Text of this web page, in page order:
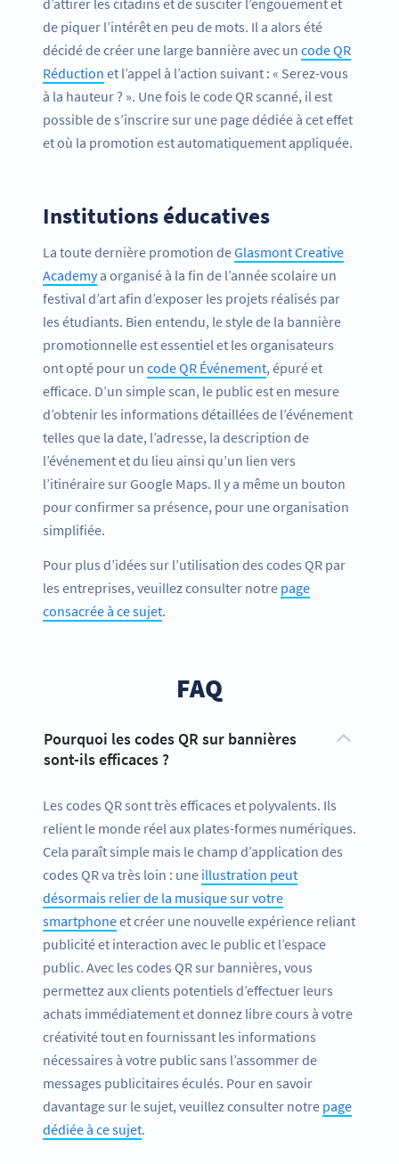
d’attirer les citadins et de susciter l’engouement et
de piquer l’intérêt en peu de mots. Il a alors été
décidé de créer une large bannière avec un code QR
Réduction et l’appel à l’action suivant : « Serez-vous
à la hauteur ? ». Une fois le code QR scanné, il est
possible de s’inscrire sur une page dédiée à cet effet
et où la promotion est automatiquement appliquée.
Institutions éducatives
La toute dernière promotion deGlasmont Creative
Academya organisé à la fin de l’année scolaire un
festival d’art afin d’exposer les projets réalisés par
les étudiants. Bien entendu, le style de la bannière
promotionnelle est essentiel et les organisateurs
ont opté pour un code QR Événement, épuré et
efficace. D’un simple scan, le public est en mesure
d’obtenir les informations détaillées de l’événement
telles que la date, l’adresse, la description de
l’événement et du lieu ainsi qu’un lien vers
l’itinéraire sur Google Maps. Il y a même un bouton
pour confirmer sa présence, pour une organisation
simplifiée.
Pour plus d’idées sur l’utilisation des codes QR par
les entreprises, veuillez consulter notre page
consacrée à ce sujet.
FAQ
Pourquoi les codes QR sur bannières
sont-ils efficaces ?
Les codes QR sont très efficaces et polyvalents. Ils
relient le monde réel aux plates-formes numériques.
Cela paraît simple mais le champ d’application des
codes QR va très loin : une illustration peut
désormais relier de la musique sur votre
smartphoneet créer une nouvelle expérience reliant
publicité et interaction avec le public et l’espace
public. Avec les codes QR sur bannières, vous
permettez aux clients potentiels d’effectuer leurs
achats immédiatement et donnez libre cours à votre
créativité tout en fournissant les informations
nécessaires à votre public sans l’assommer de
messages publicitaires éculés. Pour en savoir
davantage sur le sujet, veuillez consulter notre page
dédiée à ce sujet.